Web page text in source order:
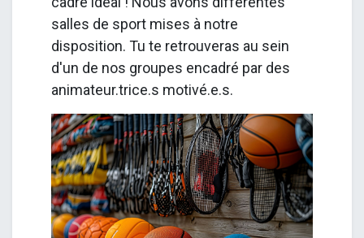
salles de sport mises à notre
disposition. Tu te retrouveras au sein
d'un de nos groupes encadré par des
animateur.trice.s motivé.e.s.